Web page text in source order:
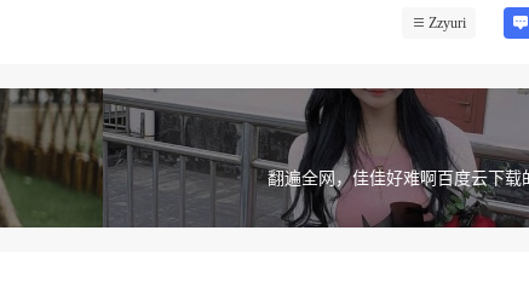
Zzyuri
翻遍全网，佳佳好难啊百度云下载